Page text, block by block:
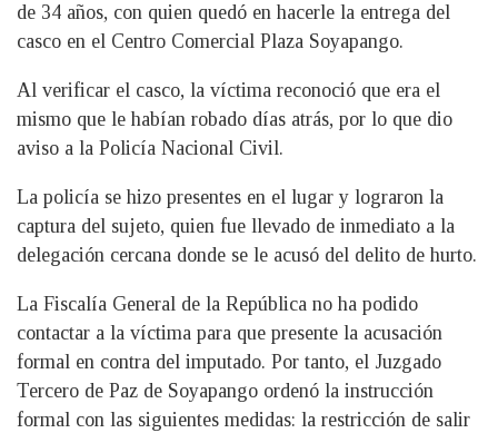
de 34 años, con quien quedó en hacerle la entrega del
casco en el Centro Comercial Plaza Soyapango.
Al verificar el casco, la víctima reconoció que era el
mismo que le habían robado días atrás, por lo que dio
aviso a la Policía Nacional Civil.
La policía se hizo presentes en el lugar y lograron la
captura del sujeto, quien fue llevado de inmediato a la
delegación cercana donde se le acusó del delito de hurto.
La Fiscalía General de la República no ha podido
contactar a la víctima para que presente la acusación
formal en contra del imputado. Por tanto, el Juzgado
Tercero de Paz de Soyapango ordenó la instrucción
formal con las siguientes medidas: la restricción de salir